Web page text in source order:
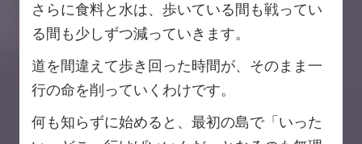
さらに食料と水は、歩いている間も戦ってい
る間も少しずつ減っていきます。
道を間違えて歩き回った時間が、そのまま一
行の命を削っていくわけです。
何も知らずに始めると、最初の島で「いった